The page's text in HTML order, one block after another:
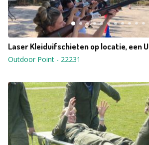
Laser Kleiduifschieten op locatie, een
Outdoor Point - 22231